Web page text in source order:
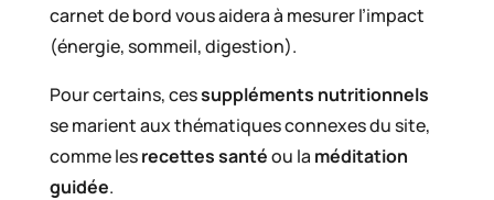
carnet de bord vous aidera à mesurer l’impact
(énergie, sommeil, digestion).
Pour certains, cessuppléments nutritionnels
se marient aux thématiques connexes du site,
comme lesrecettes santéou la méditation
guidée.